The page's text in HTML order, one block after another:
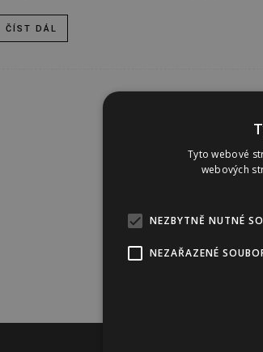
ČÍST DÁL
Tyto webové
webových
NEZBYTNĚ NUTNÉ
NEZAŘAZENÉ